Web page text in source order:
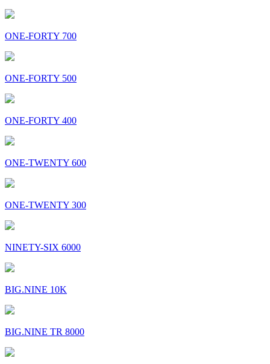
ONE-FORTY 700
ONE-FORTY 500
ONE-FORTY 400
ONE-TWENTY 600
ONE-TWENTY 300
NINETY-SIX 6000
BIG.NINE 10K
BIG.NINE TR 8000